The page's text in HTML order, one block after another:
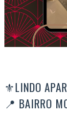
⚜LINDO
📍 BAIRRO